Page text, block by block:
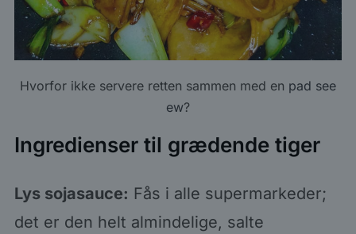
Hvorfor ikke servere retten sammen med en pad see
ew?
Ingredienser til grædende tiger
Lys sojasauce: Fås i alle supermarkeder;
det er den helt almindelige, salte